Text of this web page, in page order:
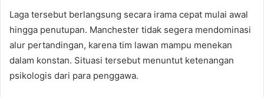
Laga tersebut berlangsung secara irama cepat mulai awal
hingga penutupan. Manchester tidak segera mendominasi
alur pertandingan, karena tim lawan mampu menekan
dalam konstan. Situasi tersebut menuntut ketenangan
psikologis dari para penggawa.